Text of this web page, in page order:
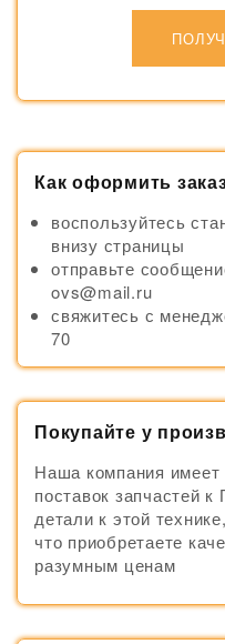
Как оформить
воспользуйтесь
внизу страницы
отправьте
ovs@mail.ru
свяжитесь с
70
Покупайте у
Наша компания
поставок запчастей
детали к этой
что приобретаете
разумным ценам